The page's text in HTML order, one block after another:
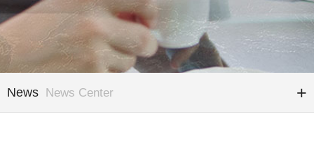
News News Center